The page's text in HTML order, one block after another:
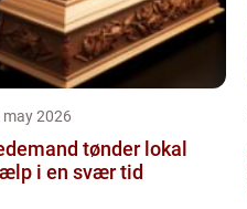
may 2026
tønder lokal
i en svær tid